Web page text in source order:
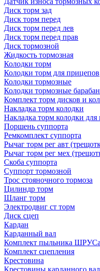
Диск торм зад
Диск торм перед
Диск торм перед лев
Диск торм перед прав
Диск тормозной
Жидкость тормозная
Колодки торм
Колодки торм для прицепов
Колодки тормозные
Колодки тормозные
Комплект торм дисков и
Накладка торм колодки
Накладка торм колодки для
Поршень суппорта
Ремкомплект суппорта
Рычаг торм рег авт
Рычаг торм рег мех
Скоба суппорта
Суппорт тормозной
Трос стояночного тормоза
Цилиндр торм
Шланг торм
Электродвиг ст торм
Диск сцеп
Кардан
Карданный вал
Комплект пыльника ШРУСа
Комплект сцепления
Крестовина
Крестовины карданного